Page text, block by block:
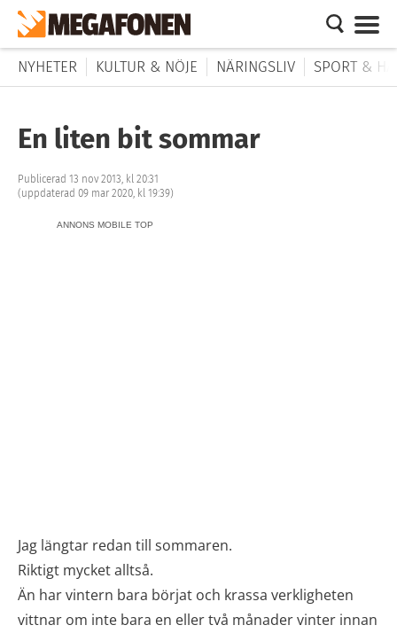
NYHETER KULTUR & NÖJE NÄRINGSLIV SPORT &
En liten bit sommar
Publicerad 13 nov 2013, kl 20:31
(uppdaterad 09 mar 2020, kl 19:39)
ANNONS MOBILE TOP
Jag längtar redan till sommaren.
Riktigt mycket alltså.
Än har vintern bara börjat och krassa verkligheten
vittnar om inte bara en eller två månader vinter innan